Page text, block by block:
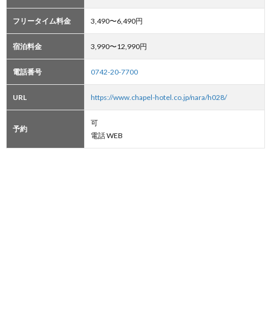
フリータイム料金 3,490〜6,490円
宿泊料金 3,990〜12,990円
電話番号 0742-20-7700
URL https://www.chapel-hotel.co.jp/nara/h028/
予約
可
電話 WEB